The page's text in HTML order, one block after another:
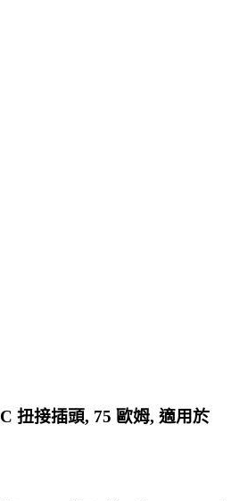
扭接插頭, 75 歐姆, 適用於